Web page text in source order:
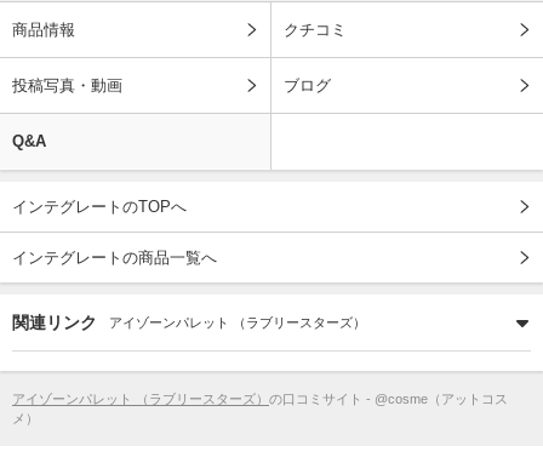
商品情報 クチコミ
投稿写真・動画 ブログ
Q&A
インテグレートのTOPへ
インテグレートの商品一覧へ
関連リンク アイゾーンパレット （ラブリースターズ）
アイゾーンパレット （ラブリースターズ） の口コミサイト - @cosme（アットコス
メ）